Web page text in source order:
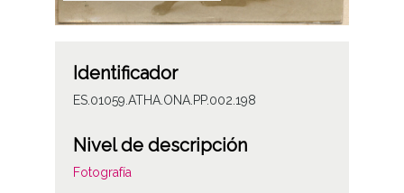
Identificador
ES.01059.ATHA.ONA.PP.002.198
Nivel de descripción
Fotografía